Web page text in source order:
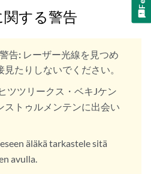
する警告
告: レーザー光線を見つめ
たりしないでください。
ツツリークス・ベキJケン
ストゥルメンテンに出会い
äläkä tarkastele sitä
avulla.